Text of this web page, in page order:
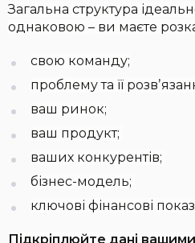
Загальна структура
однаковою – ви маєте
свою команду;
проблему та її
ваш ринок;
ваш продукт;
ваших конкурентів;
бізнес-модель;
ключові фінансові
Підкріплюйте дані вашими